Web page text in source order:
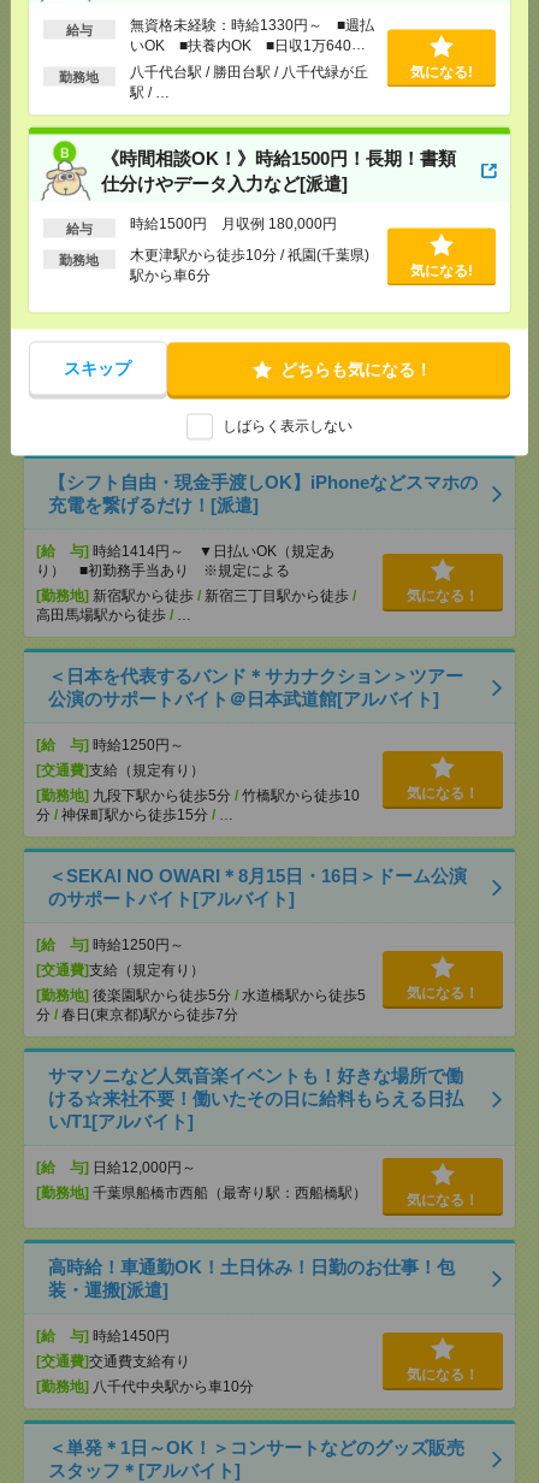
給与
無資格未経験：時給1330円～ ■週払
いOK ■扶養内OK ■日収1万640円
以上
勤務地
八千代台駅 / 勝田台駅 / 八千代緑が丘
駅 / …
気になる!
《時間相談OK！》時給1500円！長期！書類
仕分けやデータ入力など[派遣]
給与 時給1500円 月収例 180,000円
勤務地
木更津駅から徒歩10分 / 祇園(千葉県)
駅から車6分
気になる!
スキップ どちらも気になる！
しばらく表示しない
《時間相談OK！》時給1500円！長期！書類仕分けや
データ入力など[派遣]
[給 与]時給1500円 月収例 180,000円
[交通費]
全額支給
[月収例]
15～20万円
[勤務地]木更津駅から徒歩10分 /祇園(千葉県)駅か
【9:30-16時！時短】時間相談OK！入力できれば
時給1600円 月収例 176,000円
[交通費]全額支給
[月収例]15～20万円
/ 五井駅から車10分
気になる！
【シフト自由・現金手渡しOK】iPhoneなどスマホの
充電を繋げるだけ！[派遣]
[給 与] 時給1414円～ ▼日払いOK（規定あ
り） ■初勤務手当あり ※規定による
[勤務地] 新宿駅から徒歩 / 新宿三丁目駅から徒歩 /
高田馬場駅から徒歩 / …
気になる！
＜日本を代表するバンド＊サカナクション＞ツアー
公演のサポートバイト＠日本武道館[アルバイト]
[給 与] 時給1250円～
[交通費]支給（規定有り）
[勤務地] 九段下駅から徒歩5分 / 竹橋駅から徒歩10
分 / 神保町駅から徒歩15分 / …
気になる！
＜SEKAI NO OWARI＊8月15日・16日＞ドーム公演
のサポートバイト[アルバイト]
[給 与] 時給1250円～
[交通費]支給（規定有り）
[勤務地] 後楽園駅から徒歩5分 / 水道橋駅から徒歩5
分 / 春日(東京都)駅から徒歩7分
気になる！
サマソニなど人気音楽イベントも！好きな場所で働
ける☆来社不要！働いたその日に給料もらえる日払
い/T1[アルバイト]
[給 与] 日給12,000円～
[勤務地] 千葉県船橋市西船（最寄り駅：西船橋駅） 気になる！
高時給！車通勤OK！土日休み！日勤のお仕事！包
装・運搬[派遣]
[給 与] 時給1450円
[交通費]交通費支給有り
[勤務地] 八千代中央駅から車10分
気になる！
＜単発＊1日～OK！＞コンサートなどのグッズ販売
スタッフ＊[アルバイト]